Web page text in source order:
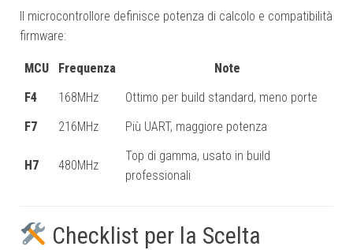
Il microcontrollore definisce potenza di calcolo e compatibilità
firmware:
MCU Frequenza
Note
F4
168MHz
Ottimo per build standard, meno porte
F7
216MHz Più UART, maggiore potenza
H7 480MHz
Top di gamma, usato in build
professionali
Checklist per la Scelta